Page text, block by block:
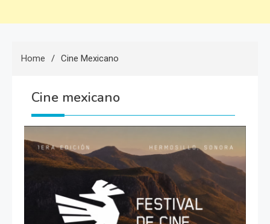
Home Cine Mexicano
Cine mexicano